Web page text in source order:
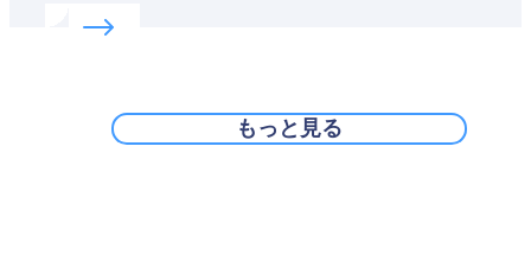
Read more about:
もっと見る